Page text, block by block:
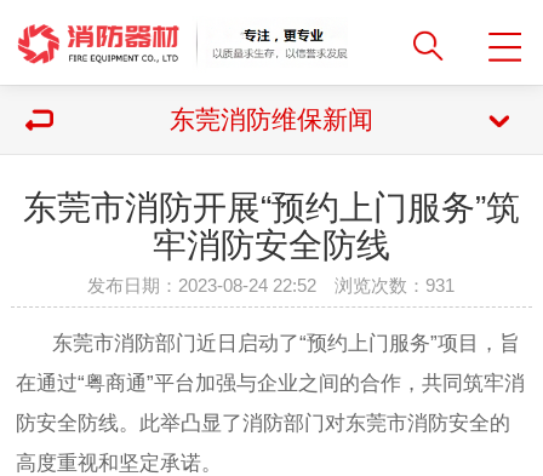
东莞消防维保新闻
东莞市消防开展“预约上门服务”筑
牢消防安全防线
发布日期：2023-08-24 22:52 浏览次数： 931
东莞市消防部门近日启动了“预约上门服务”项目，旨
在通过“粤商通”平台加强与企业之间的合作，共同筑牢消
防安全防线。此举凸显了消防部门对东莞市消防安全的
高度重视和坚定承诺。